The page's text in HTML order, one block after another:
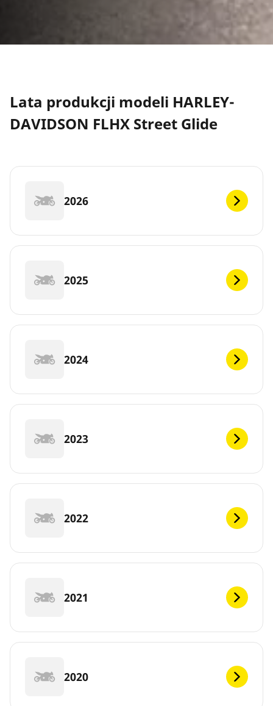
Lata produkcji modeli HARLEY-
DAVIDSON FLHX Street Glide
2026
2025
2024
2023
2022
2021
2020